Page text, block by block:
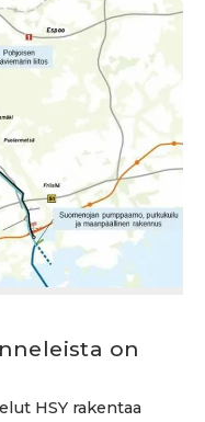
on
HSY rakentaa